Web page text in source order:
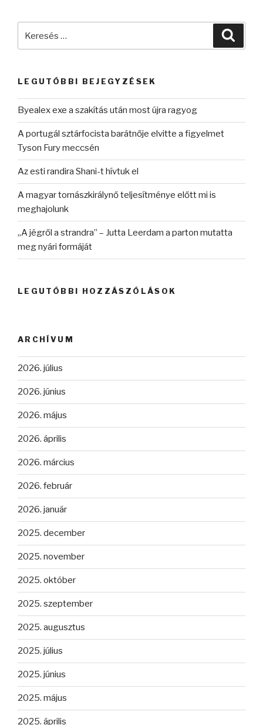
LEGUTÓBBI BEJEGYZÉSEK
Byealex exe a szakítás után most újra ragyog
A portugál sztárfocista barátnője elvitte a figyelmet
Tyson Fury meccsén
Az esti randira Shani-t hívtuk el
A magyar tornászkirálynő teljesítménye előtt mi is
meghajolunk
„A jégről a strandra” – Jutta Leerdam a parton mutatta
meg nyári formáját
LEGUTÓBBI HOZZÁSZÓLÁSOK
ARCHÍVUM
2026. július
2026. június
2026. május
2026. április
2026. március
2026. február
2026. január
2025. december
2025. november
2025. október
2025. szeptember
2025. augusztus
2025. július
2025. június
2025. május
2025. április